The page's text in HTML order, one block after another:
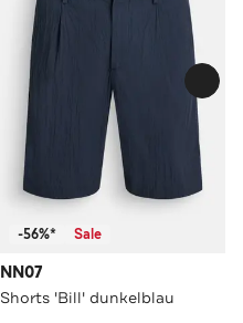
-56%* Sale
NN07
Shorts 'Bill' dunkelblau